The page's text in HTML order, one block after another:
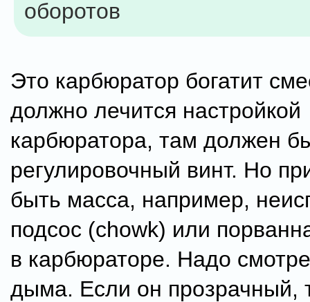
оборотов
Это карбюратор богатит
должно лечится настройкой
карбюратора, там должен
регулировочный винт. Но
быть масса, например,
подсос (chowk) или
в карбюраторе. Надо
дыма. Если он прозрачный,